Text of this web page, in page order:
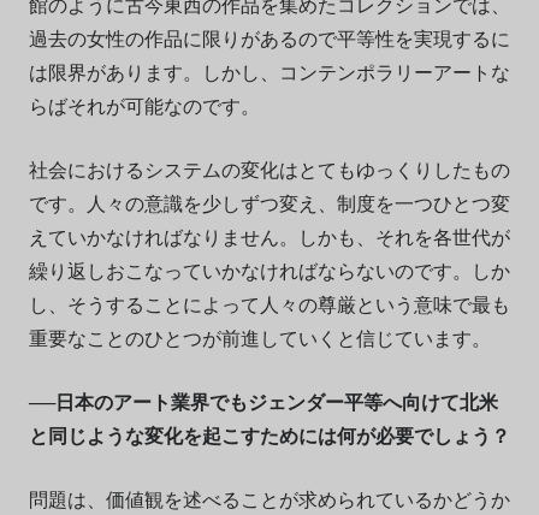
過去の女性の作品に限りがあるので平等性を実現するに
は限界があります。しかし、コンテンポラリーアートな
らばそれが可能なのです。
社会におけるシステムの変化はとてもゆっくりしたもの
です。人々の意識を少しずつ変え、制度を一つひとつ変
えていかなければなりません。しかも、それを各世代が
繰り返しおこなっていかなければならないのです。しか
し、そうすることによって人々の尊厳という意味で最も
重要なことのひとつが前進していくと信じています。
──日本のアート業界でもジェンダー平等へ向けて北米
と同じような変化を起こすためには何が必要でしょう？
問題は、価値観を述べることが求められているかどうか